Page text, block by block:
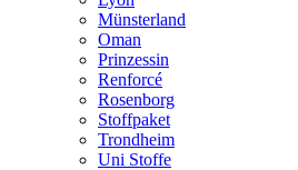
Münsterland
Oman
Prinzessin
Renforcé
Rosenborg
Stoffpaket
Trondheim
Uni Stoffe